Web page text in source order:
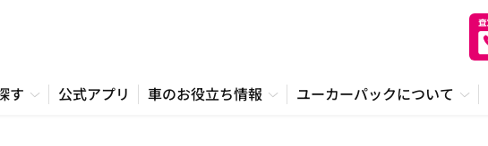
す 公式アプリ 車のお役立ち情報 ユーカーパックについて